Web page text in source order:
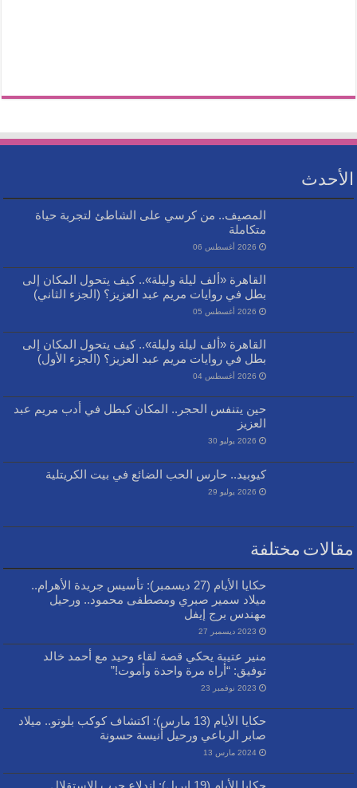
الأحدث
المصيف.. من كرسي على الشاطئ لتجربة حياة
متكاملة
2026 أغسطس 06
القاهرة «ألف ليلة وليلة».. كيف يتحول المكان إلى
بطل في روايات مريم عبد العزيز؟ (الجزء الثاني)
2026 أغسطس 05
القاهرة «ألف ليلة وليلة».. كيف يتحول المكان إلى
بطل في روايات مريم عبد العزيز؟ (الجزء الأول)
2026 أغسطس 04
حين يتنفس الحجر.. المكان كبطل في أدب مريم عبد
العزيز
2026 يوليو 30
كيوبيد.. حارس الحب الضائع في بيت الكريتلية
2026 يوليو 29
مقالات مختلفة
حكايا الأيام (27 ديسمبر): تأسيس جريدة الأهرام..
ميلاد سمير صبري ومصطفى محمود.. ورحيل
مهندس برج إيفل
2023 ديسمبر 27
منير عتيبة يحكي قصة لقاء وحيد مع أحمد خالد
توفيق: “أراه مرة واحدة وأموت!”
2023 نوفمبر 23
حكايا الأيام (13 مارس): اكتشاف كوكب بلوتو.. ميلاد
صابر الرباعي ورحيل أنيسة حسونة
2024 مارس 13
حكايا الأيام (19 إبريل): اندلاع حرب الاستقلال